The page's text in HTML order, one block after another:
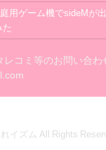
用ゲーム機でsideMが
た
レコミ等のお問い合わ
れイズム All Rights